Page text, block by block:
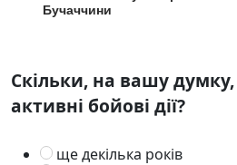
Бучаччини
Скільки, на вашу
активні бойові дії?
ще декілька років